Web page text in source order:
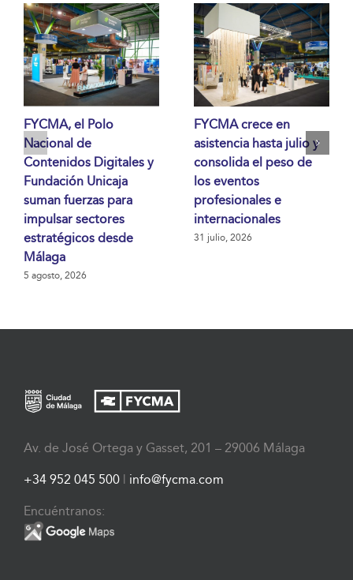
FYCMA, el Polo
Nacional de
Contenidos Digitales y
Fundación Unicaja
suman fuerzas para
impulsar sectores
estratégicos desde
Málaga
5 agosto, 2026
FYCMA crece en
asistencia hasta julio y
consolida el peso de
los eventos
profesionales e
internacionales
31 julio, 2026
Av. de José Ortega y Gasset, 201 – 29006 Málaga
+34 952 045 500 | info@fycma.com
Encuéntranos: